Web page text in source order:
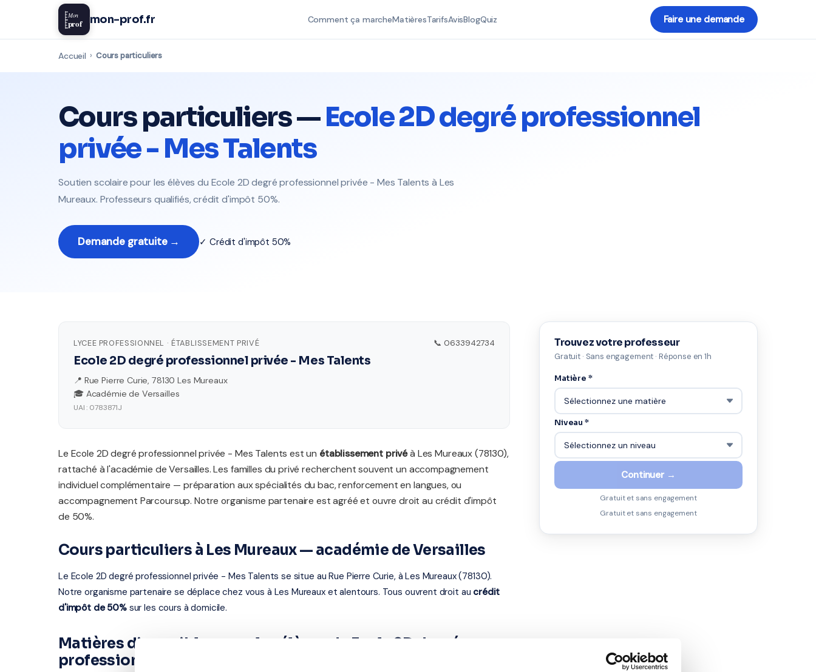
Mon
prof mon-prof.fr Comment ça marcheMatièresTarifsAvisBlogQuiz Faire une demande
Accueil › Cours particuliers
Cours particuliers —Ecole 2D degré professionnel
privée - Mes Talents
Soutien scolaire pour les élèves du Ecole 2D degré professionnel privée - Mes Talents à Les
Mureaux. Professeurs qualifiés, crédit d'impôt 50%.
Demande gratuite → ✓ Crédit d'impôt 50%
LYCEE PROFESSIONNEL · ÉTABLISSEMENT PRIVÉ
Ecole 2D degré professionnel privée - Mes Talents
📍 Rue Pierre Curie, 78130 Les Mureaux
🎓 Académie de Versailles
UAI : 0783871J
📞 0633942734
Le Ecole 2D degré professionnel privée - Mes Talents est un établissement privéà Les Mureaux (78130),
rattaché à l'académie de Versailles. Les familles du privé recherchent souvent un accompagnement
individuel complémentaire — préparation aux spécialités du bac, renforcement en langues, ou
accompagnement Parcoursup. Notre organisme partenaire est agréé et ouvre droit au crédit d'impôt
de 50%.
Cours particuliers à Les Mureaux — académie de Versailles
Le Ecole 2D degré professionnel privée - Mes Talents se situe au Rue Pierre Curie, à Les Mureaux (78130).
Notre organisme partenaire se déplace chez vous à Les Mureaux et alentours. Tous ouvrent droit au crédit
d'impôt de 50%sur les cours à domicile.
Matières disponibles pour les élèves du Ecole 2D degré
professionnel privée - Mes Talents
Trouvez votre professeur
Gratuit · Sans engagement · Réponse en 1h
Matière *
Niveau *
Continuer →
Gratuit et sans engagement
Gratuit et sans engagement